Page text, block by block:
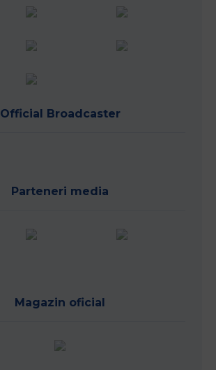
Official Broadcaster
Parteneri media
Magazin oficial